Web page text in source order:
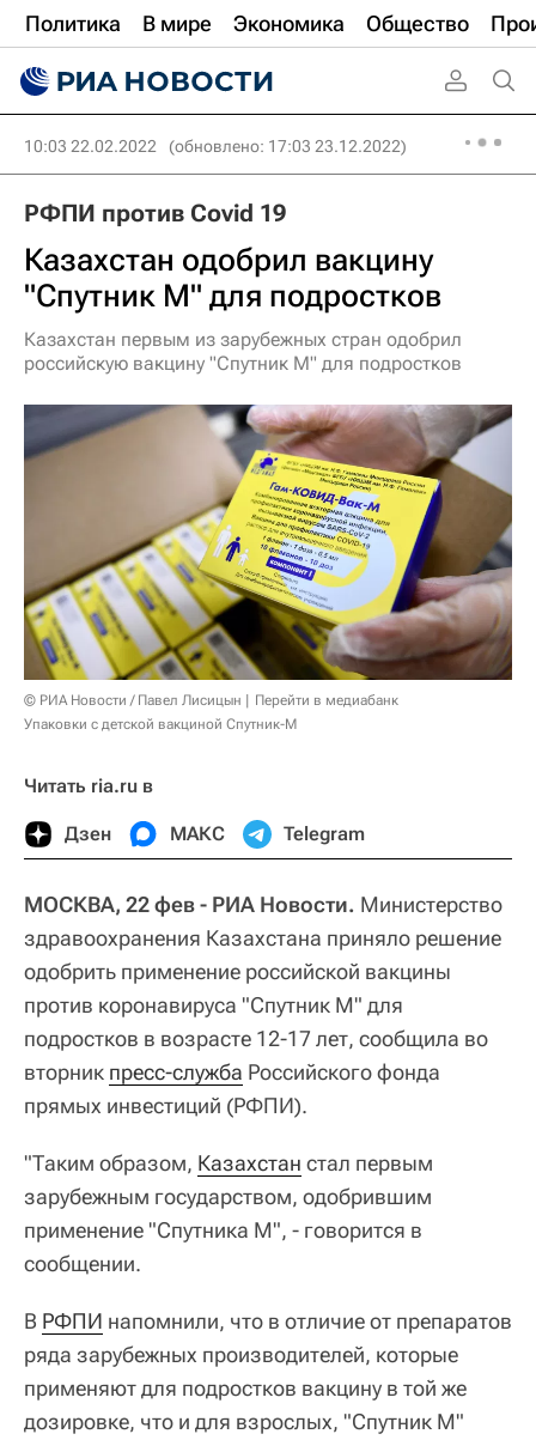
Политика В мире Экономика Общество
10:03 22.02.2022 (обновлено: 17:03 23.12.2022)
РФПИ против Covid 19
Казахстан одобрил вакцину
"Спутник М" для подростков
Казахстан первым из зарубежных стран одобрил
российскую вакцину "Спутник М" для подростков
© РИА Новости / Павел Лисицын
Перейти в медиабанк
Упаковки с детской вакциной Спутник-М
Читать ria.ru в
Дзен МАКС Telegram
МОСКВА, 22 фев - РИА Новости. Министерство
здравоохранения Казахстана приняло решение
одобрить применение российской вакцины
против коронавируса "Спутник М" для
подростков в возрасте 12-17 лет, сообщила во
вторник пресс-служба Российского фонда
прямых инвестиций (РФПИ).
"Таким образом, Казахстан стал первым
зарубежным государством, одобрившим
применение "Спутника М", - говорится в
сообщении.
В РФПИ напомнили, что в отличие от препаратов
ряда зарубежных производителей, которые
применяют для подростков вакцину в той же
дозировке, что и для взрослых, "Спутник М"